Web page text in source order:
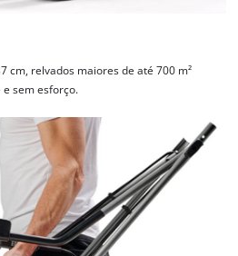
do seu consentimento para
o serviço Google Maps!
is not permitted to load due
cm, relvados maiores de até 700 m²
sem esforço.